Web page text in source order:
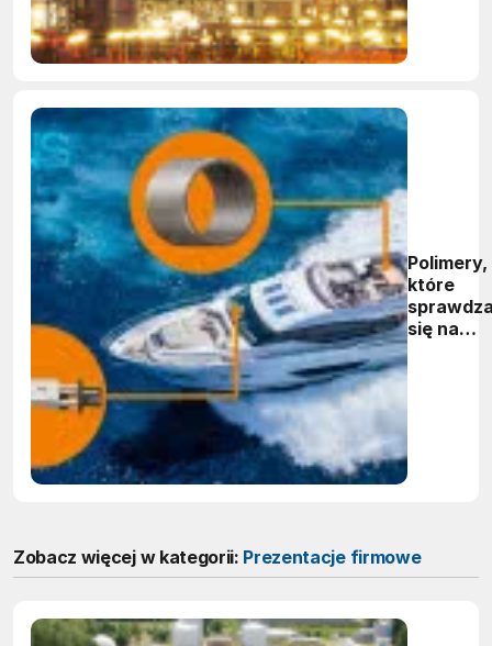
Polimery,
które
się na
Zobacz więcej w kategorii: Prezentacje firmowe